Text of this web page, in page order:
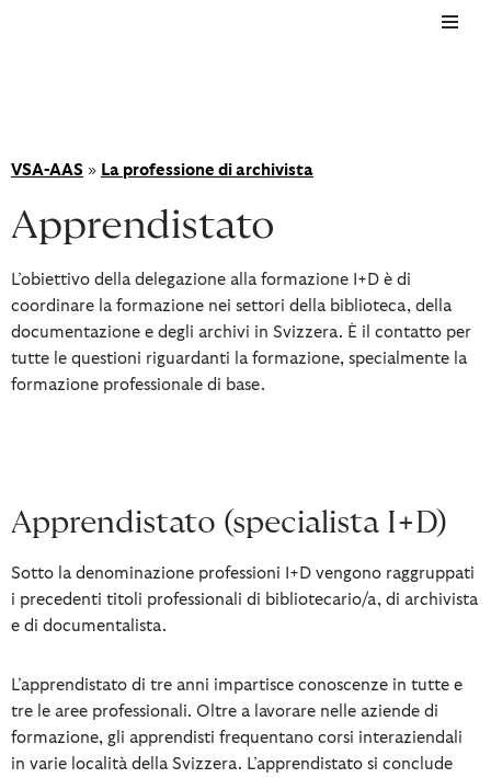
VSA-AAS » La professione di archivista
Apprendistato
L’obiettivo della delegazione alla formazione I+D è di
coordinare la formazione nei settori della biblioteca, della
documentazione e degli archivi in Svizzera. È il contatto per
tutte le questioni riguardanti la formazione, specialmente la
formazione professionale di base.
Apprendistato (specialista I+D)
Sotto la denominazione professioni I+D vengono raggruppati
i precedenti titoli professionali di bibliotecario/a, di archivista
e di documentalista.
L’apprendistato di tre anni impartisce conoscenze in tutte e
tre le aree professionali. Oltre a lavorare nelle aziende di
formazione, gli apprendisti frequentano corsi interaziendali
in varie località della Svizzera. L’apprendistato si conclude